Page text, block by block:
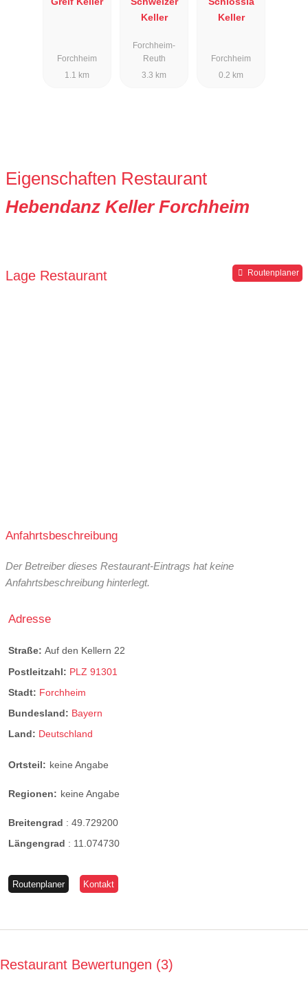
Forchheim
1.1 km
Keller
Forchheim-
Reuth
3.3 km
Keller
Forchheim
0.2 km
Eigenschaften Restaurant
Hebendanz Keller Forchheim
Lage Restaurant Routenplaner
Anfahrtsbeschreibung
Der Betreiber dieses Restaurant-Eintrags hat keine
Anfahrtsbeschreibung hinterlegt.
Adresse
Straße: Auf den Kellern 22
Postleitzahl: PLZ 91301
Stadt: Forchheim
Bundesland: Bayern
Land: Deutschland
Ortsteil: keine Angabe
Regionen: keine Angabe
Breitengrad : 49.729200
Längengrad : 11.074730
Routenplaner Kontakt
Restaurant Bewertungen 3